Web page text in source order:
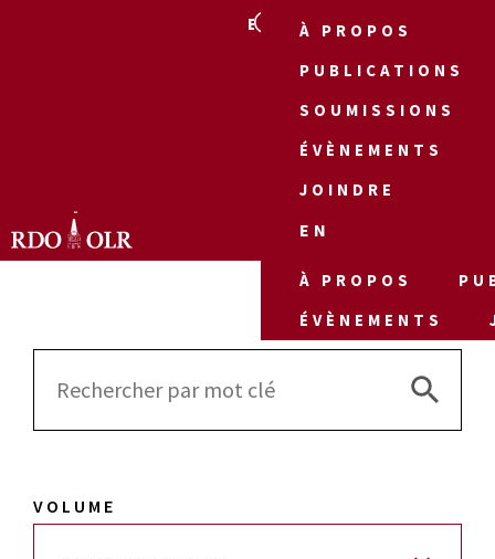
EN
À PROPOS
PUBLICATIONS
SOUMISSIONS
ÉVÈNEMENTS
JOINDRE
EN
À PROPOS
ÉVÈNEMENTS
Search
Search
VOLUME